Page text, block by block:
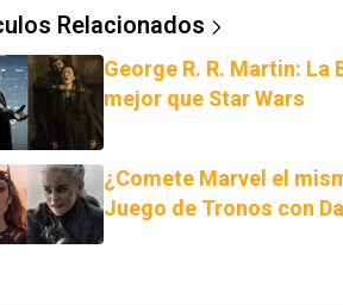
Relacionados
George R. R. Martin:
mejor que Star Wars
¿Comete Marvel el
Juego de Tronos con